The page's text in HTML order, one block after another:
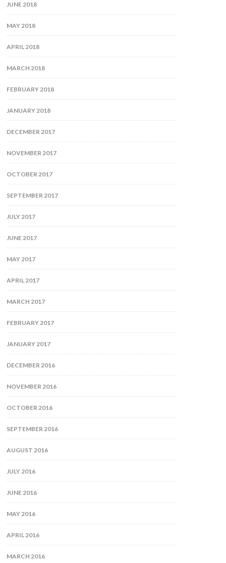
JUNE 2018
MAY 2018
APRIL 2018
MARCH 2018
FEBRUARY 2018
JANUARY 2018
DECEMBER 2017
NOVEMBER 2017
OCTOBER 2017
SEPTEMBER 2017
JULY 2017
JUNE 2017
MAY 2017
APRIL 2017
MARCH 2017
FEBRUARY 2017
JANUARY 2017
DECEMBER 2016
NOVEMBER 2016
OCTOBER 2016
SEPTEMBER 2016
AUGUST 2016
JULY 2016
JUNE 2016
MAY 2016
APRIL 2016
MARCH 2016